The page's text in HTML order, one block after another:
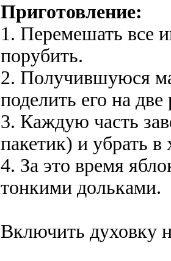
Приготовление:
1. Перемешать все
порубить.
2. Получившуюся
поделить его на
3. Каждую часть
пакетик) и убрать
4. За это время
тонкими дольками.
Включить духовку